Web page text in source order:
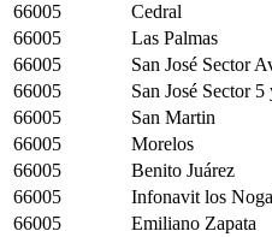
66005
Cedral
66005
Las Palmas
66005
San José Sector
66005
San José Sector 5
66005
San Martin
66005
Morelos
66005
Benito Juárez
66005
Infonavit los
66005
Emiliano Zapata